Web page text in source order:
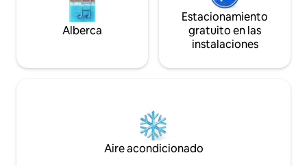
Alberca
Estacionamiento
gratuito en las
instalaciones
Aire acondicionado